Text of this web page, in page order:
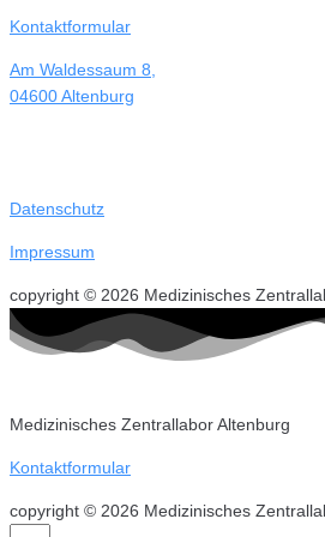
Kontaktformular
Am Waldessaum 8,
04600 Altenburg
Datenschutz
Impressum
copyright © 2026 Medizinisches
Medizinisches Zentrallabor Altenburg
Kontaktformular
copyright © 2026 Medizinisches